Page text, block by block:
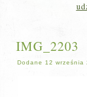
IMG_2203
Dodane 12 września